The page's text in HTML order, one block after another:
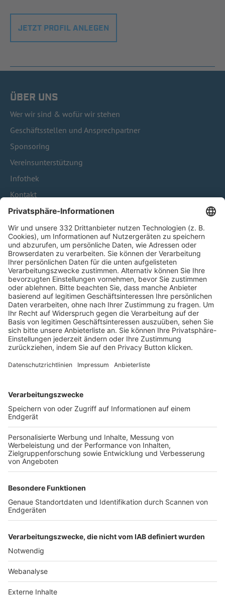
JETZT PROFIL ANLEGEN
ÜBER UNS
Wer wir sind & wofür wir stehen
Geschäftsstellen und Ansprechpartner
Sponsoring
Vereinsunterstützung
Infothek
Kontakt
HÄUFIG BESUCHTE SEITEN
Pässe und Vereinswechsel
Trainerausbildung
Schulungsangebot Vereinsmitarbeiter
BFV-Geschäftsstellen
Trainerbörse
Login SpielPlus
FOLGE DEM BFV
TOP-VEREINE
TOP-PARTNER
Nutzungsbedingungen Datenschutz Impressum